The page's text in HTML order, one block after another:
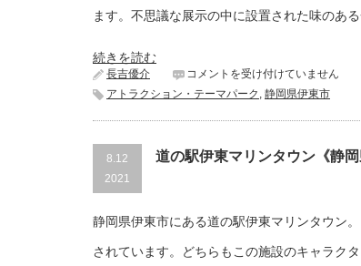
県
伊
は
ます。不思議な展示の中に設置された味のある
続きを読む
長吉優介
ま
ぼ
し
覧
会
伊
東
市》
コメントを受け付けていません
アトラクション・テーマパーク , 静岡県伊東市
8.12
2021
道の駅伊東マリンタウン《静岡
静岡県伊東市にある道の駅伊東マリンタウン
されています。どちらもこの施設のキャラク